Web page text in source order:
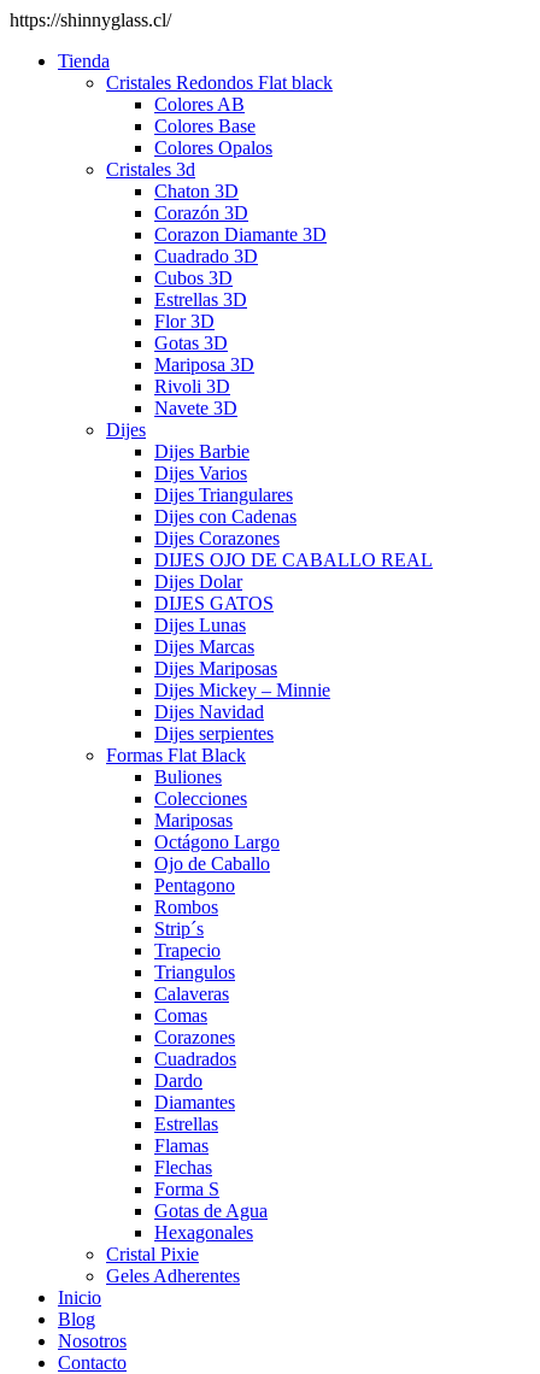
https://shinnyglass.cl/
Tienda
Cristales Redondos Flat black
Colores AB
Colores Base
Colores Opalos
Cristales 3d
Chaton 3D
Corazón 3D
Corazon Diamante 3D
Cuadrado 3D
Cubos 3D
Estrellas 3D
Flor 3D
Gotas 3D
Mariposa 3D
Rivoli 3D
Navete 3D
Dijes
Dijes Barbie
Dijes Varios
Dijes Triangulares
Dijes con Cadenas
Dijes Corazones
DIJES OJO DE CABALLO REAL
Dijes Dolar
DIJES GATOS
Dijes Lunas
Dijes Marcas
Dijes Mariposas
Dijes Mickey – Minnie
Dijes Navidad
Dijes serpientes
Formas Flat Black
Buliones
Colecciones
Mariposas
Octágono Largo
Ojo de Caballo
Pentagono
Rombos
Strip´s
Trapecio
Triangulos
Calaveras
Comas
Corazones
Cuadrados
Dardo
Diamantes
Estrellas
Flamas
Flechas
Forma S
Gotas de Agua
Hexagonales
Cristal Pixie
Geles Adherentes
Inicio
Blog
Nosotros
Contacto